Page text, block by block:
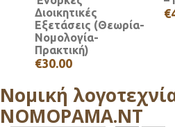
Διοικητικές
Εξετάσεις (Θεωρία-
Νομολογία-
Πρακτική)
€30.00
Νομική
ΝΟΜΟΡΑΜΑ.ΝΤ